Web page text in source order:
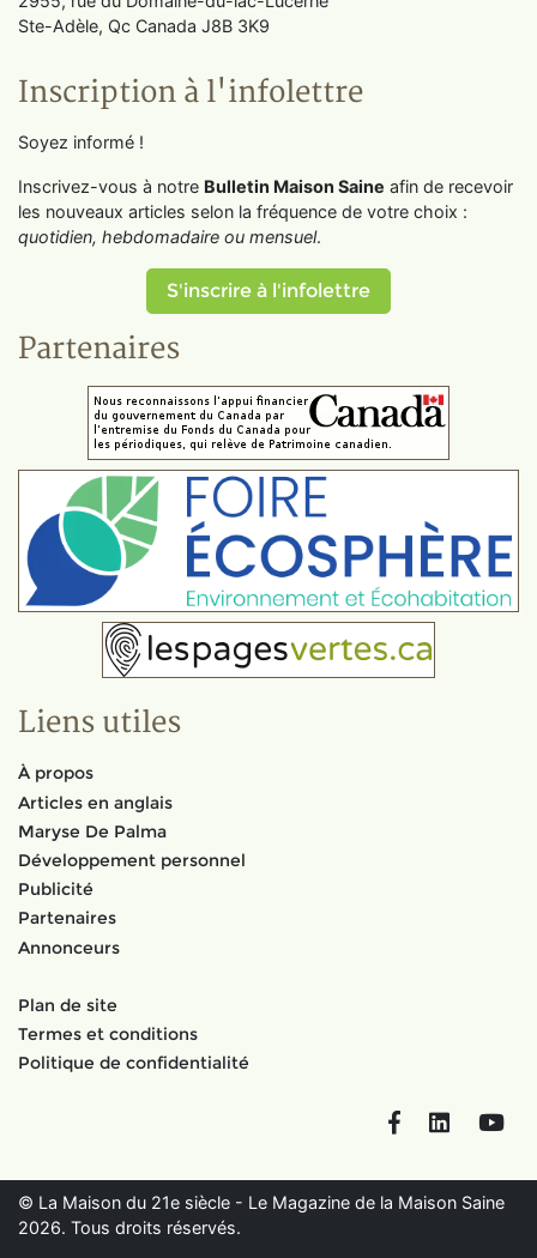
Ste-Adèle, Qc Canada J8B 3K9
Inscription à l'infolettre
Soyez informé !
Inscrivez-vous à notre Bulletin Maison Saine afin de recevoir
les nouveaux articles selon la fréquence de votre choix :
quotidien, hebdomadaire ou mensuel.
S'inscrire à l'infolettre
Partenaires
Liens utiles
À propos
Articles en anglais
Maryse De Palma
Développement personnel
Publicité
Partenaires
Annonceurs
Plan de site
Termes et conditions
Politique de confidentialité
FacebookLinkedIn
© La Maison du 21e siècle - Le Magazine de la Maison Saine
2026. Tous droits réservés.